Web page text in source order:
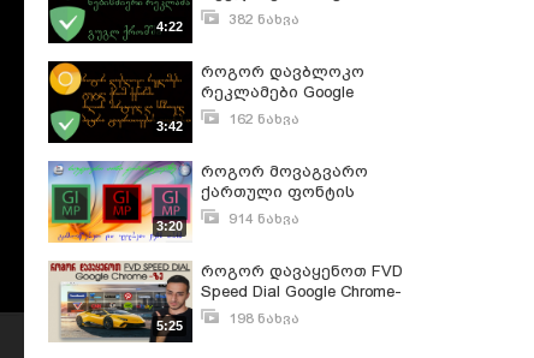
4:22
Chrome-ში
382 ნახვა
3:42
როგორ დავბლოკო
რეკლამები Google
Chrome Canary-ში
162 ნახვა
3:20
როგორ მოვაგვარო
ქართული ფონტის
პრობლემა Google
914 ნახვა
5:25
როგორ დავაყენოთ FVD
Speed Dial Google Chrome-
ში
198 ნახვა